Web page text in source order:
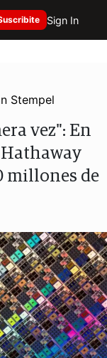
Sign In
Stempel
vez": En
millones de